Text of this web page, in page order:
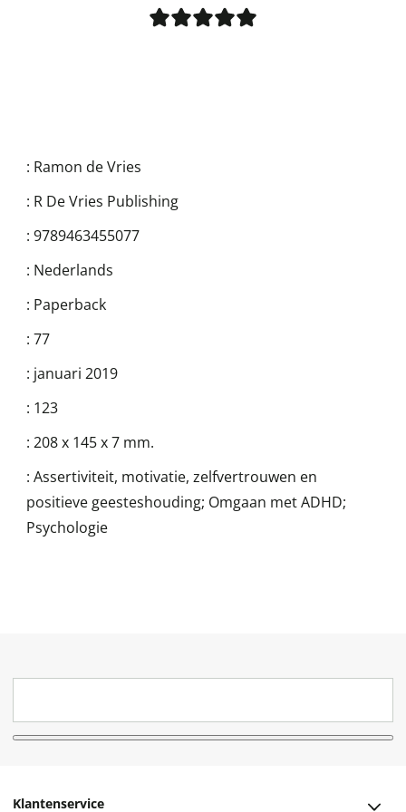
: Ramon de Vries
: R De Vries Publishing
: 9789463455077
: Nederlands
: Paperback
: 77
: januari 2019
: 123
: 208 x 145 x 7 mm.
: Assertiviteit, motivatie, zelfvertrouwen en
positieve geesteshouding; Omgaan met ADHD;
Psychologie
Klantenservice